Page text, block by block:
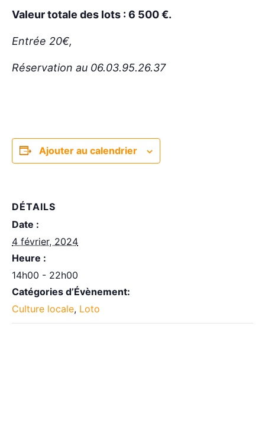
Valeur totale des lots : 6 500 €.
Entrée 20€,
Réservation au 06.03.95.26.37
Ajouter au calendrier
DÉTAILS
Date :
4 février, 2024
Heure :
14h00 - 22h00
Catégories d’Évènement:
Culture locale, Loto